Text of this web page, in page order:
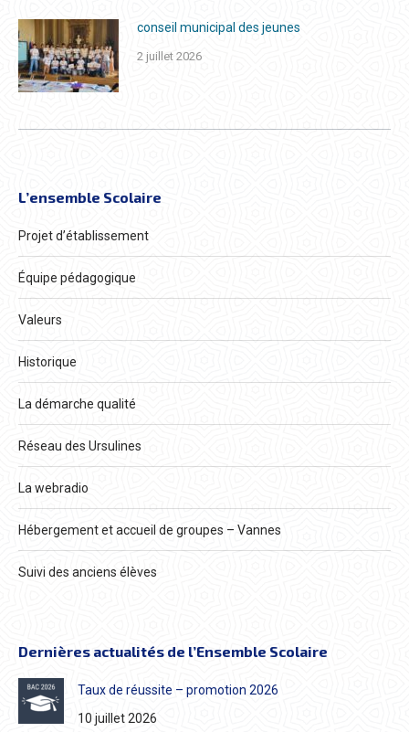
conseil municipal des jeunes
2 juillet 2026
L’ensemble Scolaire
Projet d’établissement
Équipe pédagogique
Valeurs
Historique
La démarche qualité
Réseau des Ursulines
La webradio
Hébergement et accueil de groupes – Vannes
Suivi des anciens élèves
Dernières actualités de l’Ensemble Scolaire
Taux de réussite – promotion 2026
10 juillet 2026